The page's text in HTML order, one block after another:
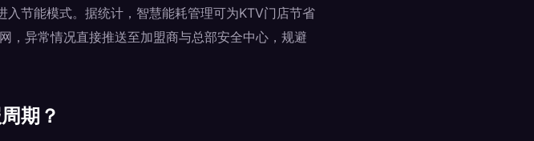
节能模式。据统计，智慧能耗管理可为KTV门店节省
，异常情况直接推送至加盟商与总部安全中心，规避
期？